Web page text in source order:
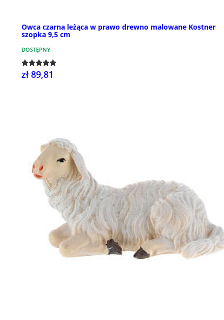
Owca czarna leżąca w prawo drewno malowane Kostner
szopka 9,5 cm
DOSTĘPNY
zł 89,81